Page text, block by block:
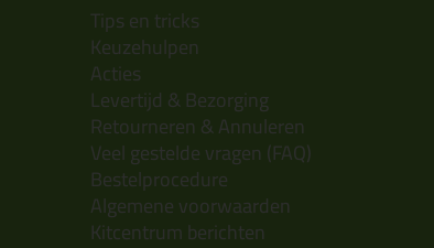
Tips en tricks
Keuzehulpen
Acties
Levertijd & Bezorging
Retourneren & Annuleren
Veel gestelde vragen (FAQ)
Bestelprocedure
Algemene voorwaarden
Kitcentrum berichten